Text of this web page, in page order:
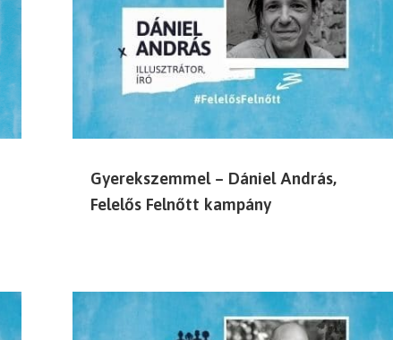
Gyerekszemmel – Dániel András,
Felelős Felnőtt kampány